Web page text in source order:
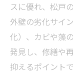
スに優れ、松戸
外壁の劣化サイ
化）、カビや藻
発見し、修繕や
抑えるポイント